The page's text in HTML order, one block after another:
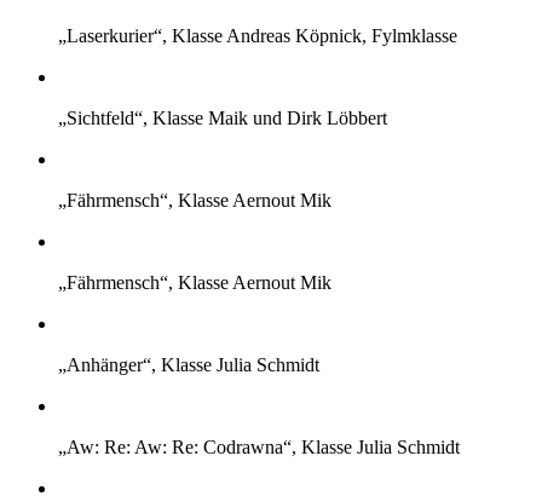
„Laserkurier“, Klasse Andreas Köpnick, Fylmklasse
„Sichtfeld“, Klasse Maik und Dirk Löbbert
„Fährmensch“, Klasse Aernout Mik
„Fährmensch“, Klasse Aernout Mik
„Anhänger“, Klasse Julia Schmidt
„Aw: Re: Aw: Re: Codrawna“, Klasse Julia Schmidt